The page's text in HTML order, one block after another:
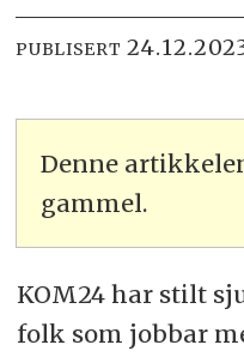
PUBLISERT
Denne
gammel.
KOM24 har stilt
folk som jobbar